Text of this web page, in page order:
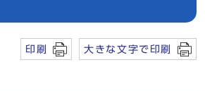
印刷 大きな文字で印刷